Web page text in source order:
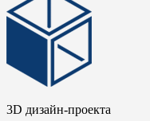
3D дизайн-проекта